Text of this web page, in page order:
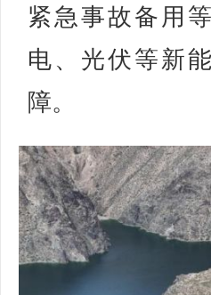
紧急事故备用
电、光伏等新
障。